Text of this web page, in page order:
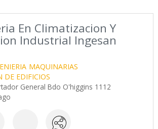
En Climatizacion Y
Industrial Ingesan
MAQUINARIAS
DE EDIFICIOS
General Bdo O'higgins 1112